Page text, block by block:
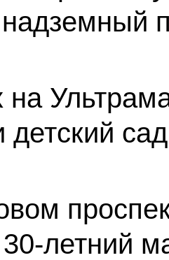
на
детский сад
летний